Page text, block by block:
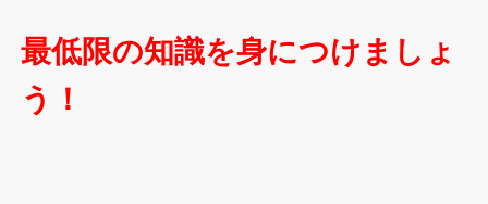
最低限の知識を身につけましょ
う！